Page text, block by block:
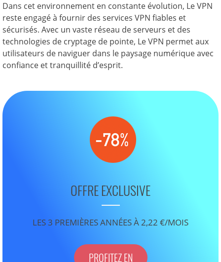
Dans cet environnement en constante évolution, Le VPN
reste engagé à fournir des services VPN fiables et
sécurisés. Avec un vaste réseau de serveurs et des
technologies de cryptage de pointe, Le VPN permet aux
utilisateurs de naviguer dans le paysage numérique avec
confiance et tranquillité d’esprit.
OFFRE EXCLUSIVE
LES 3 PREMIÈRES ANNÉES À 2,22 €/MOIS
PROFITEZ EN